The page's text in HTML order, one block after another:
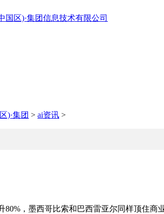
)·集团 > ai资讯 >
，墨西哥比索和巴西雷亚尔同样顶住商